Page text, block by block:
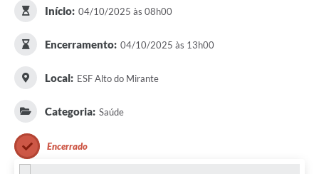
Início: 04/10/2025 às 08h00
Encerramento: 04/10/2025 às 13h00
Local: ESF Alto do Mirante
Categoria: Saúde
Encerrado